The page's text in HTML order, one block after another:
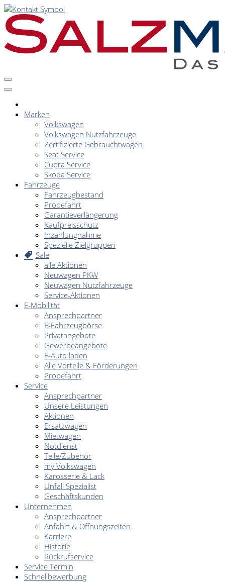
Marken
Volkswagen
Volkswagen Nutzfahrzeuge
Zertifizierte Gebrauchtwagen
Seat Service
Cupra Service
Skoda Service
Fahrzeuge
Fahrzeugbestand
Probefahrt
Garantieverlängerung
Kaufpreisschutz
Inzahlungnahme
Spezielle Zielgruppen
Sale
alle Aktionen
Neuwagen PKW
Neuwagen Nutzfahrzeuge
Service-Aktionen
E-Mobilität
Ansprechpartner
E-Fahrzeugbörse
Privatangebote
Gewerbeangebote
E-Auto laden
Alle Vorteile & Förderungen
Probefahrt
Service
Ansprechpartner
Unsere Leistungen
Aktionen
Ersatzwagen
Mietwagen
Notdienst
Teile/Zubehör
my Volkswagen
Karosserie & Lack
Unfall Spezialist
Geschäftskunden
Unternehmen
Ansprechpartner
Anfahrt & Öffnungszeiten
Karriere
Historie
Rückrufservice
Service Termin
Schnellbewerbung